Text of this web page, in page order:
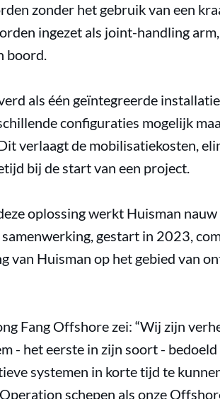
zonder het gebruik van een
ingezet als joint-handling
boord.
als één geïntegreerde
configuraties mogelijk
verlaagt de mobilisatiekosten,
bij de start van een project.
oplossing werkt Huisman nauw
gestart in 2023,
van Huisman op het gebied van
Fang Offshore zei: “Wij zijn
- het eerste in zijn soort -
systemen in korte tijd te
schepen als onze